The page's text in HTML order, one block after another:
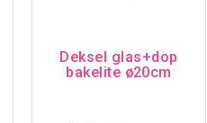
Deksel glas+dop
bakelite ø20cm